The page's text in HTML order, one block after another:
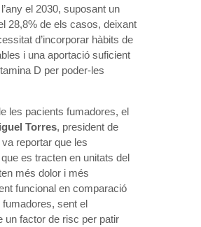
el 2030, suposant un
28,8% de els casos, deixant
d’incorporar hàbits de
i una aportació suficient
D per poder-les
les pacients fumadores, el
Torres, president de
reportar que les
es tracten en unitats del
més dolor i més
funcional en comparació
sent el
un factor de risc per patir